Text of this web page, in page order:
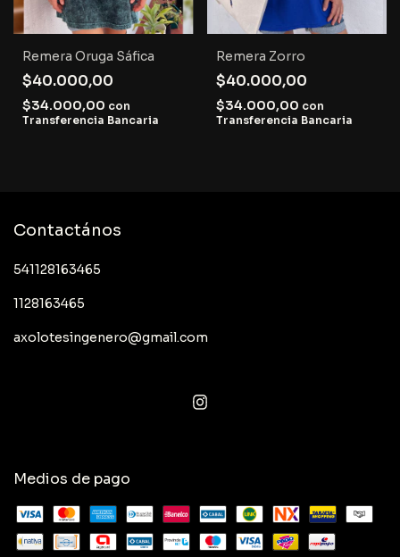
Remera Oruga Sáfica
$40.000,00
$34.000,00 con
Transferencia Bancaria
Remera Zorro
$40.000,00
$34.000,00 con
Transferencia Bancaria
Contactános
541128163465
1128163465
axolotesingenero@gmail.com
Medios de pago